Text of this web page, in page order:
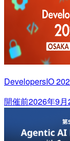
DevelopersIO
開催前2026年9